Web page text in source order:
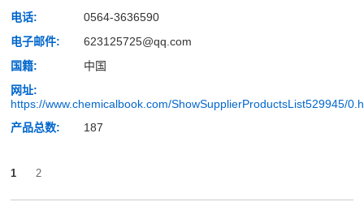
电话:
0564-3636590
电子邮件:
623125725@qq.com
国籍:
中国
网址:
https://www.chemicalbook.com/ShowSupplierProductsList529945/
产品总数:
187
1 2